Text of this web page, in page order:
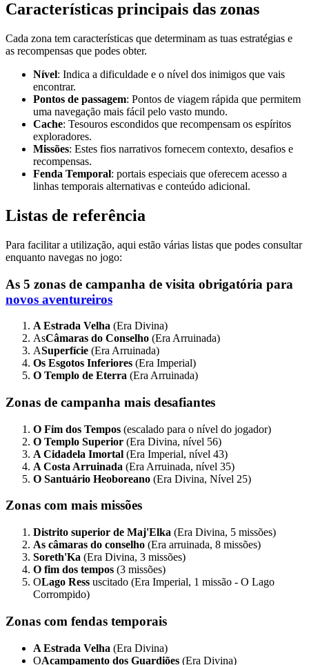
Características principais das zonas
Cada zona tem características que determinam as tuas estratégias e
as recompensas que podes obter.
Nível: Indica a dificuldade e o nível dos inimigos que vais
encontrar.
Pontos de passagem: Pontos de viagem rápida que permitem
uma navegação mais fácil pelo vasto mundo.
Cache: Tesouros escondidos que recompensam os espíritos
exploradores.
Missões: Estes fios narrativos fornecem contexto, desafios e
recompensas.
Fenda Temporal: portais especiais que oferecem acesso a
linhas temporais alternativas e conteúdo adicional.
Listas de referência
Para facilitar a utilização, aqui estão várias listas que podes consultar
enquanto navegas no jogo:
As 5 zonas de campanha de visita obrigatória para
novos aventureiros
A Estrada Velha (Era Divina)
AsCâmaras do Conselho (Era Arruinada)
ASuperfície (Era Arruinada)
Os Esgotos Inferiores (Era Imperial)
O Templo de Eterra (Era Arruinada)
Zonas de campanha mais desafiantes
O Fim dos Tempos (escalado para o nível do jogador)
O Templo Superior (Era Divina, nível 56)
A Cidadela Imortal (Era Imperial, nível 43)
A Costa Arruinada (Era Arruinada, nível 35)
O Santuário Heoboreano (Era Divina, Nível 25)
Zonas com mais missões
Distrito superior de Maj'Elka (Era Divina, 5 missões)
As câmaras do conselho (Era arruinada, 8 missões)
Soreth'Ka (Era Divina, 3 missões)
O fim dos tempos (3 missões)
OLago Ress uscitado (Era Imperial, 1 missão - O Lago
Corrompido)
Zonas com fendas temporais
A Estrada Velha (Era Divina)
OAcampamento dos Guardiões (Era Divina)